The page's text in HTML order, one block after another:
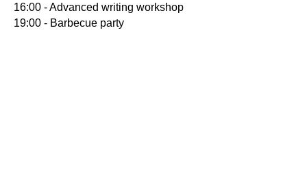
16:00 - Advanced writing workshop
19:00 - Barbecue party